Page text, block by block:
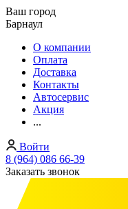
Ваш город
Барнаул
О компании
Оплата
Доставка
Контакты
Автосервис
Акция
...
Войти
8 (964) 086 66-39
Заказать звонок